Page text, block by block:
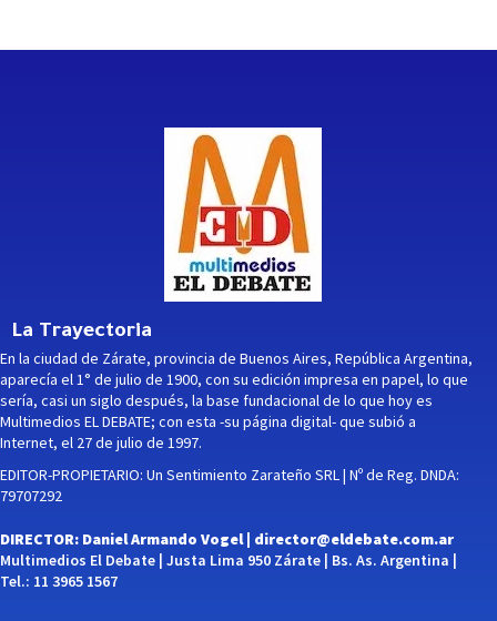
La Trayectoria
En la ciudad de Zárate, provincia de Buenos Aires, República Argentina,
aparecía el 1° de julio de 1900, con su edición impresa en papel, lo que
sería, casi un siglo después, la base fundacional de lo que hoy es
Multimedios EL DEBATE; con esta -su página digital- que subió a
Internet, el 27 de julio de 1997.
EDITOR-PROPIETARIO: Un Sentimiento Zarateño SRL | Nº de Reg. DNDA:
79707292
DIRECTOR: Daniel Armando Vogel | director@eldebate.com.ar
Multimedios El Debate | Justa Lima 950 Zárate | Bs. As. Argentina |
Tel.: 11 3965 1567